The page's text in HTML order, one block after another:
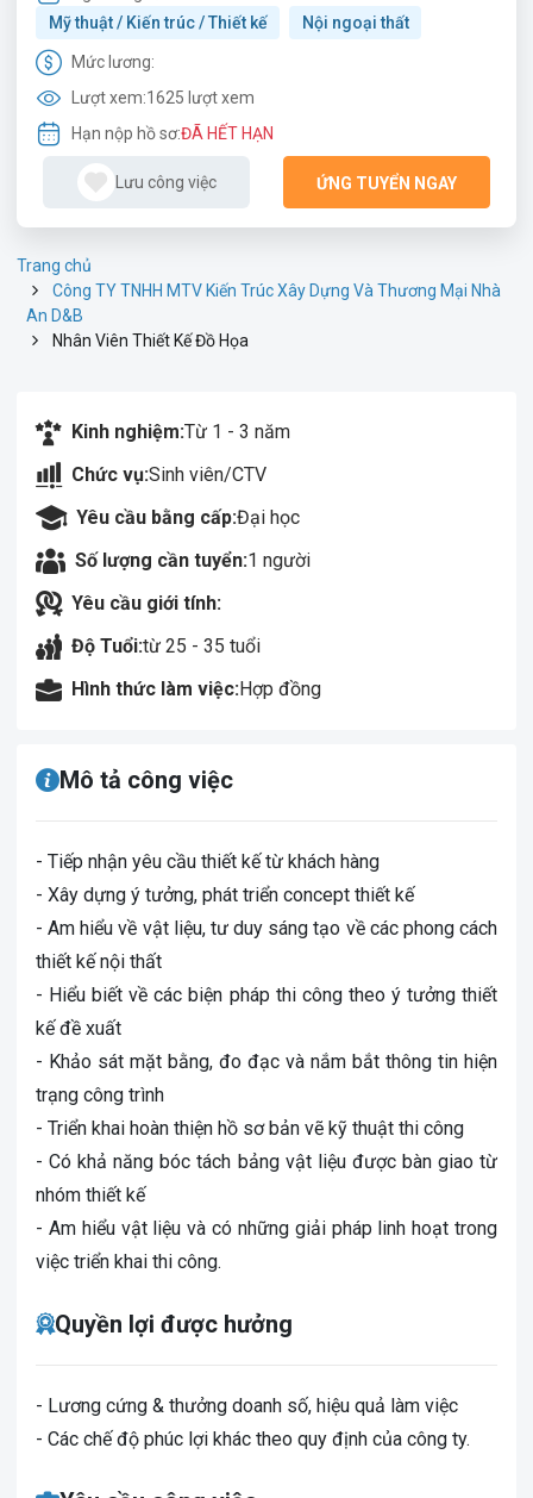
Mỹ thuật / Kiến trúc / Thiết kế
Nội ngoại thất
Mức lương:
Lượt xem:1625 lượt xem
Hạn nộp hồ sơ:ĐÃ HẾT HẠN
Lưu công việc ỨNG TUYỂN NGAY
Trang chủ
Công TY TNHH MTV Kiến Trúc Xây Dựng Và Thương Mại Nhà
An D&B
Nhân Viên Thiết Kế Đồ Họa
Kinh nghiệm:Từ 1 - 3 năm
Chức vụ:Sinh viên/CTV
Yêu cầu bằng cấp:Đại học
Số lượng cần tuyển:1 người
Yêu cầu giới tính:
Độ Tuổi:từ 25 - 35 tuổi
Hình thức làm việc:Hợp đồng
Mô tả công việc
- Tiếp nhận yêu cầu thiết kế từ khách hàng
- Xây dựng ý tưởng, phát triển concept thiết kế
- Am hiểu về vật liệu, tư duy sáng tạo về các phong cách
thiết kế nội thất
- Hiểu biết về các biện pháp thi công theo ý tưởng thiết
kế đề xuất
- Khảo sát mặt bằng, đo đạc và nắm bắt thông tin hiện
trạng công trình
- Triển khai hoàn thiện hồ sơ bản vẽ kỹ thuật thi công
- Có khả năng bóc tách bảng vật liệu được bàn giao từ
nhóm thiết kế
- Am hiểu vật liệu và có những giải pháp linh hoạt trong
việc triển khai thi công.
Quyền lợi được hưởng
- Lương cứng & thưởng doanh số, hiệu quả làm việc
- Các chế độ phúc lợi khác theo quy định của công ty.